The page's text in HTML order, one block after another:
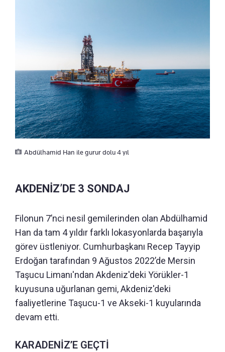
Abdülhamid Han ile gurur dolu 4 yıl
AKDENİZ’DE 3 SONDAJ
Filonun 7’nci nesil gemilerinden olan Abdülhamid
Han da tam 4 yıldır farklı lokasyonlarda başarıyla
görev üstleniyor. Cumhurbaşkanı Recep Tayyip
Erdoğan tarafından 9 Ağustos 2022’de Mersin
Taşucu Limanı'ndan Akdeniz'deki Yörükler-1
kuyusuna uğurlanan gemi, Akdeniz'deki
faaliyetlerine Taşucu-1 ve Akseki-1 kuyularında
devam etti.
KARADENİZ’E GEÇTİ